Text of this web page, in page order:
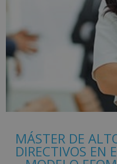
MÁSTER DE
DIRECTIVOS EN